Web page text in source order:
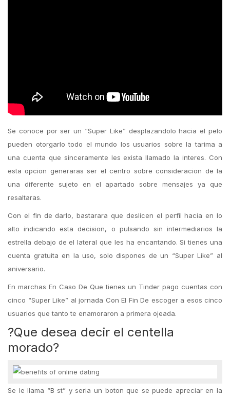
Se conoce por ser un “Super Like” desplazandolo hacia el pelo
pueden otorgarlo todo el mundo los usuarios sobre la tarima a
una cuenta que sinceramente les exista llamado la interes. Con
esta opcion generaras ser el centro sobre consideracion de la
una diferente sujeto en el apartado sobre mensajes ya que
resaltaras.
Con el fin de darlo, bastarara que deslicen el perfil hacia en lo
alto indicando esta decision, o pulsando sin intermediarios la
estrella debajo de el lateral que les ha encantando. Si tienes una
cuenta gratuita en la uso, solo dispones de un “Super Like” al
aniversario.
En marchas En Caso De Que tienes un Tinder pago cuentas con
cinco “Super Like” al jornada Con El Fin De escoger a esos cinco
usuarios que tanto te enamoraron a primera ojeada.
?Que desea decir el centella
morado?
Se le llama “B st” y seria un boton que se puede apreciar en la